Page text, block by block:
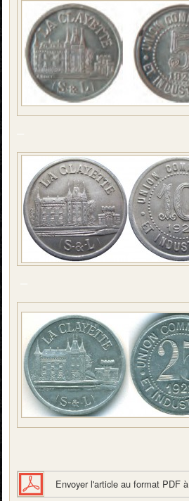
Envoyer l'article au format PDF à